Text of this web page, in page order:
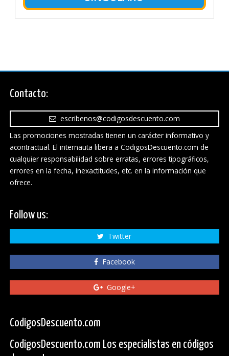
Contacto:
escribenos@codigosdescuento.com
Las promociones mostradas tienen un carácter informativo y
acontractual. El internauta libera a CodigosDescuento.com de
cualquier responsabilidad sobre erratas, errores tipográficos,
errores en la fecha, inexactitudes, etc. en la información que
ofrece.
Follow us:
Twitter
Facebook
Google+
CodigosDescuento.com
CodigosDescuento.com Los especialistas en códigos